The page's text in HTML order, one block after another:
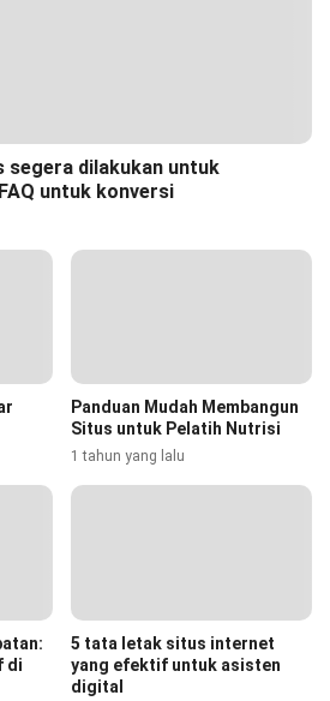
dilakukan untuk
untuk konversi
Panduan Mudah Membangun
Situs untuk Pelatih Nutrisi
1 tahun yang lalu
di
5 tata letak situs internet
yang efektif untuk asisten
digital